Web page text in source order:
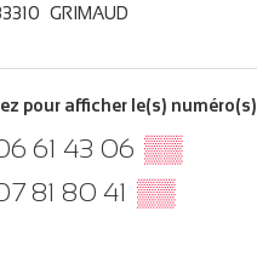
GRIMAUD
pour afficher le(s) numéro(s)
61 43 06 ▒▒
81 80 41 ▒▒